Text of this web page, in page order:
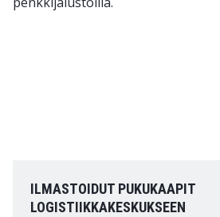
ILMASTOIDUT PUKUKAAPIT
LOGISTIIKKAKESKUKSEEN